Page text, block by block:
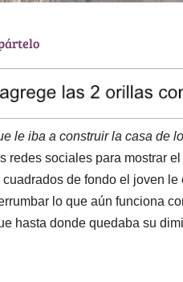
le iba a construir la casa de
redes sociales para mostrar
de fondo el joven
lo que aún funciona
hasta donde quedaba su